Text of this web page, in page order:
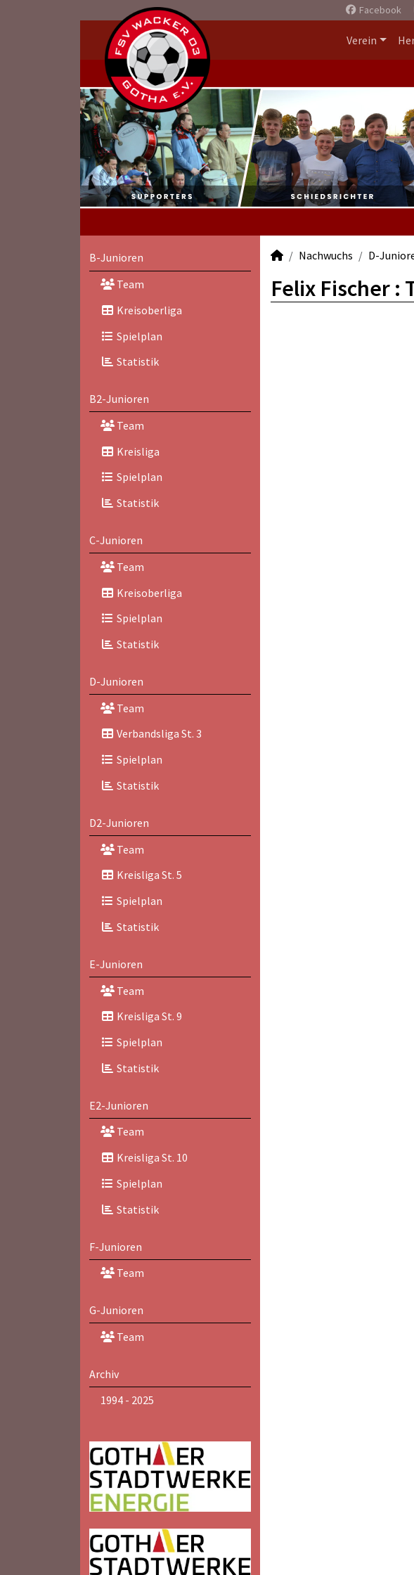
Facebook
Verein
B-Junioren
Team
Kreisoberliga
Spielplan
Statistik
B2-Junioren
Team
Kreisliga
Spielplan
Statistik
C-Junioren
Team
Kreisoberliga
Spielplan
Statistik
D-Junioren
Team
Verbandsliga St. 3
Spielplan
Statistik
D2-Junioren
Team
Kreisliga St. 5
Spielplan
Statistik
E-Junioren
Team
Kreisliga St. 9
Spielplan
Statistik
E2-Junioren
Team
Kreisliga St. 10
Spielplan
Statistik
F-Junioren
Team
G-Junioren
Team
Archiv
1994 - 2025
Nachwuchs D-
Felix Fischer :